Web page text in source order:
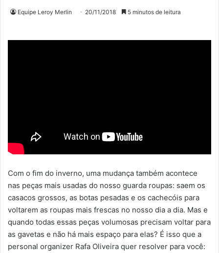
Equipe Leroy Merlin 20/11/2018 5 minutos de leitura
Com o fim do inverno, uma mudança também acontece
nas peças mais usadas do nosso guarda roupas: saem os
casacos grossos, as botas pesadas e os cachecóis para
voltarem as roupas mais frescas no nosso dia a dia. Mas e
quando todas essas peças volumosas precisam voltar para
as gavetas e não há mais espaço para elas? É isso que a
personal organizer Rafa Oliveira quer resolver para você: